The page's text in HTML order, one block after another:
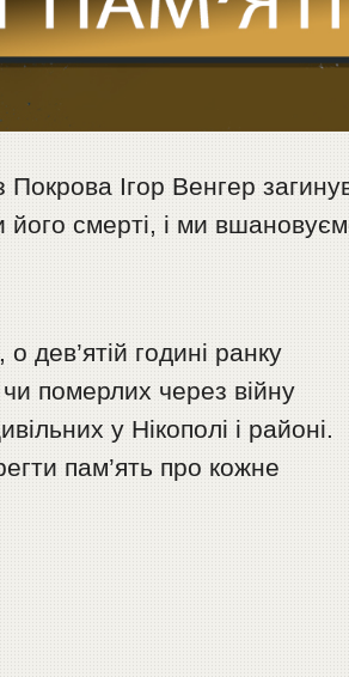
Ігор Венгер
його смерті, і ми
дев’ятій годині ранку
померлих через війну
у Нікополі і районі.
пам’ять про кожне